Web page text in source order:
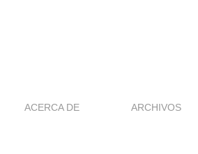
ACERCA DE ARCHIVOS